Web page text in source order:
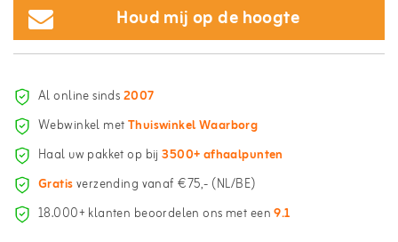
Houd mij op de hoogte
Al online sinds2007
Webwinkel metThuiswinkel Waarborg
Haal uw pakket op bij3500+ afhaalpunten
Gratisverzending vanaf €75,- (NL/BE)
18.000+ klanten beoordelen ons met een9.1